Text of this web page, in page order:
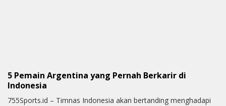
5 Pemain Argentina yang Pernah Berkarir di
Indonesia
755Sports.id – Timnas Indonesia akan bertanding menghadapi